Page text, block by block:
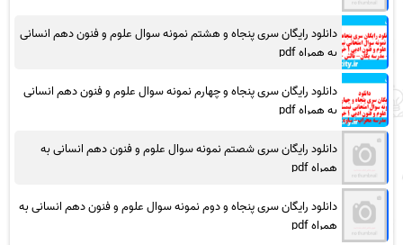
دانلود رایگان سری پنجاه و هشتم نمونه سوال علوم و فنون دهم انسانی
به همراه pdf
دانلود رایگان سری پنجاه و چهارم نمونه سوال علوم و فنون دهم انسانی
به همراه pdf
دانلود رایگان سری شصتم نمونه سوال علوم و فنون دهم انسانی به
همراه pdf
دانلود رایگان سری پنجاه و دوم نمونه سوال علوم و فنون دهم انسانی به
همراه pdf